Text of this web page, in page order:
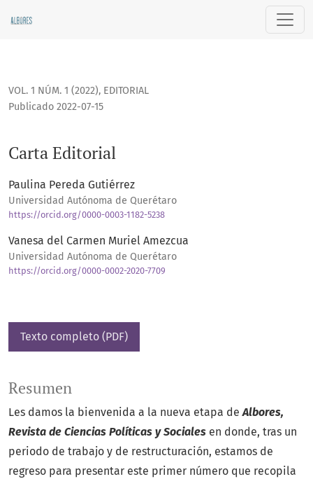
VOL. 1 NÚM. 1 (2022), EDITORIAL
Carta Editorial
Publicado 2022-07-15
Paulina Pereda Gutiérrez
Universidad Autónoma de Querétaro
https://orcid.org/0000-0003-1182-5238
Vanesa del Carmen Muriel Amezcua
Universidad Autónoma de Querétaro
https://orcid.org/0000-0002-2020-7709
Texto completo (PDF)
Resumen
Les damos la bienvenida a la nueva etapa deAlbores,
Revista de Ciencias Políticas y Sociales en donde, tras un
periodo de trabajo y de restructuración, estamos de
regreso para presentar este primer número que recopila